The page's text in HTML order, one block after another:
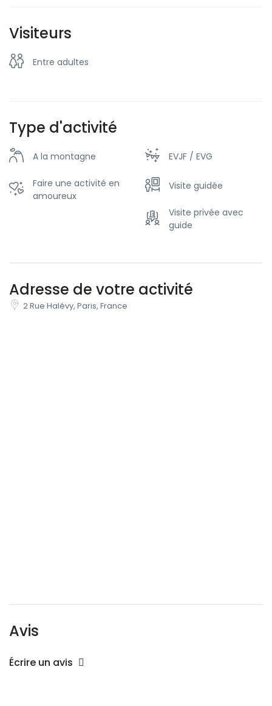
Visiteurs
Entre adultes
Type d'activité
A la montagne EVJF / EVG
Faire une activité en
amoureux
Visite guidée
Visite privée avec
guide
Adresse de votre activité
2 Rue Halévy, Paris, France
Avis
Écrire un avis